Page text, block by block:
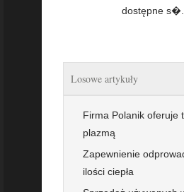
dostępne s�...
Losowe artykuły
Firma Polanik oferuje
plazmą
Zapewnienie
ilości ciepła